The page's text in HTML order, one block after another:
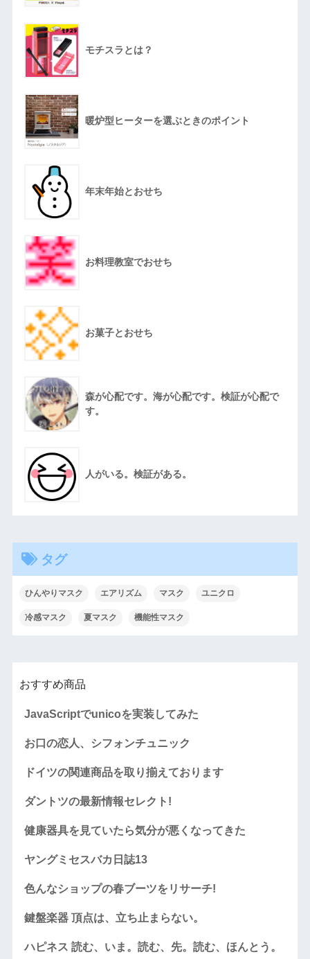
モチスラとは？
暖炉型ヒーターを選ぶときのポイント
年末年始とおせち
お料理教室でおせち
お菓子とおせち
森が心配です。海が心配です。検証が心配で
す。
人がいる。検証がある。
タグ
ひんやりマスク エアリズム マスク ユニクロ
冷感マスク 夏マスク 機能性マスク
おすすめ商品
JavaScriptでunicoを実装してみた
お口の恋人、シフォンチュニック
ドイツの関連商品を取り揃えております
ダントツの最新情報セレクト!
健康器具を見ていたら気分が悪くなってきた
ヤングミセスバカ日誌13
色んなショップの春ブーツをリサーチ!
鍵盤楽器 頂点は、立ち止まらない。
ハピネス 読む、いま。読む、先。読む、ほんとう。